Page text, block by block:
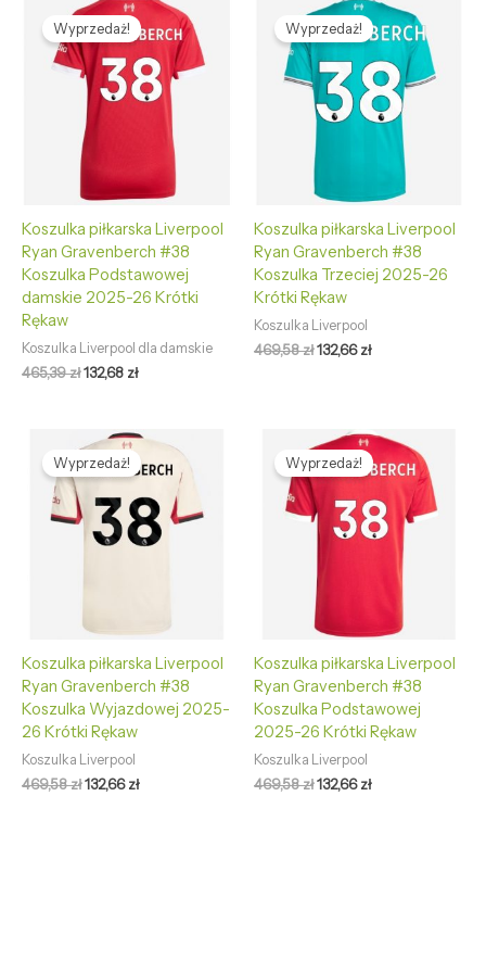
Wyprzedaż!
Koszulka piłkarska Liverpool
Ryan Gravenberch #38
Koszulka Podstawowej
damskie 2025-26 Krótki
Rękaw
Koszulka Liverpool dla damskie
465,39zł
cena
wynosiła:
465,39 zł.
132,68 zł
cena
wynosi:
132,68 zł.
Wyprzedaż!
Koszulka piłkarska Liverpool
Ryan Gravenberch #38
Koszulka Trzeciej 2025-26
Krótki Rękaw
Koszulka Liverpool
469,58zł
cena
wynosiła:
469,58 zł.
132,66zł
cena
wynosi:
132,66 zł.
Wyprzedaż!
Koszulka piłkarska Liverpool
Ryan Gravenberch #38
Koszulka Wyjazdowej 2025-
26 Krótki Rękaw
Koszulka Liverpool
469,58zł
Pierwotna
cena
wynosiła:
132,66zł
Aktualna
cena
wynosi:
132,66 zł.
Wyprzedaż!
Koszulka piłkarska Liverpool
Ryan Gravenberch #38
Koszulka Podstawowej
2025-26 Krótki Rękaw
Koszulka Liverpool
469,58zł
Pierwotna
cena
wynosiła:
132,66zł
Aktualna
cena
wynosi:
132,66 zł.